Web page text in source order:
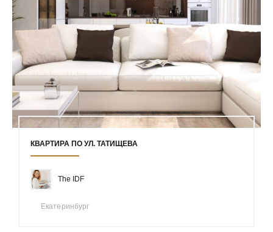
КВАРТИРА ПО УЛ. ТАТИЩЕВА
The IDF
Екатеринбург